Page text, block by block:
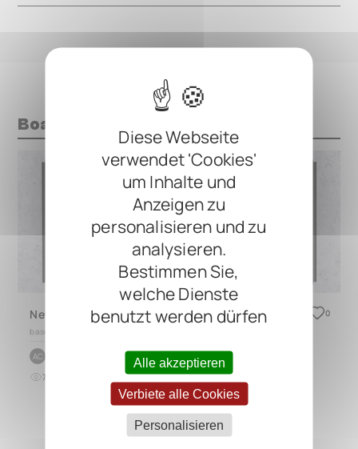
Diese Webseite
verwendet 'Cookies'
um Inhalte und
Anzeigen zu
personalisieren und zu
analysieren.
Bestimmen Sie,
welche Dienste
benutzt werden dürfen
Alle akzeptieren
Verbiete alle Cookies
Personalisieren
Boards mit diesem Pedal
New Pedal Board
based on
AC Alessandro Checchi
7 vor fast 2 Jahren
0